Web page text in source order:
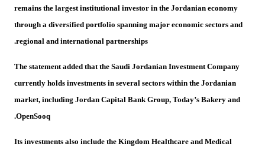
remains the largest institutional investor in the Jordanian economy
through a diversified portfolio spanning major economic sectors and
regional and international partnerships.
The statement added that the Saudi Jordanian Investment Company
currently holds investments in several sectors within the Jordanian
market, including Jordan Capital Bank Group, Today’s Bakery and
OpenSooq.
Its investments also include the Kingdom Healthcare and Medical